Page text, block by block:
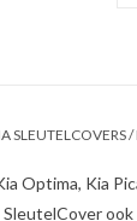
SLEUTELCOVERS/
Optima, Kia